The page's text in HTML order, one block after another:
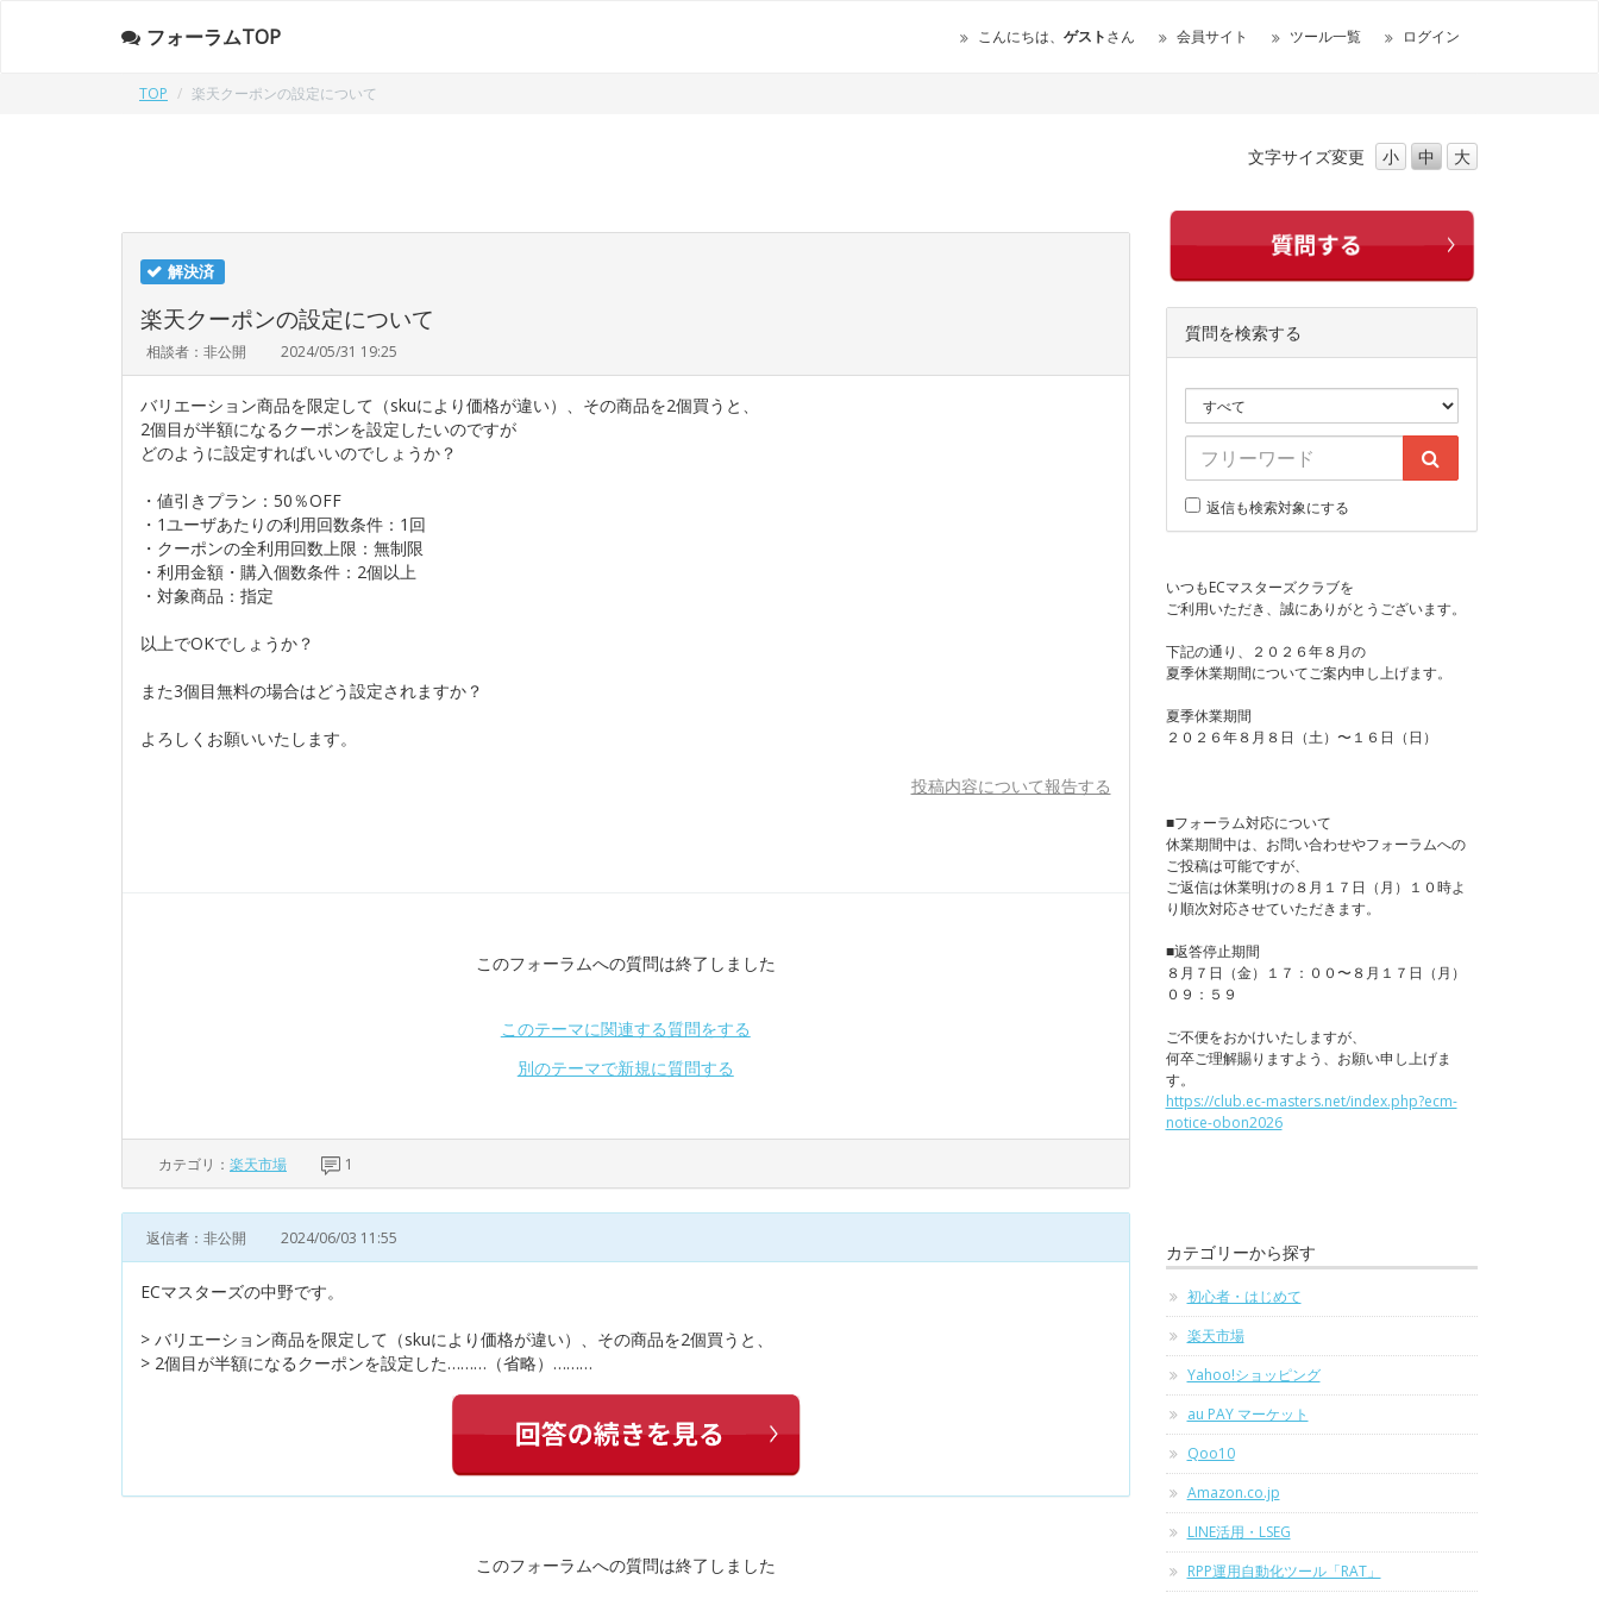
フォーラムTOP こんにちは、 ゲストさん 会員サイト ツール一覧 ログイン
TOP 楽天クーポンの設定について
文字サイズ変更 小 中 大
解決済
楽天クーポンの設定について
相談者：非公開 2024/05/31 19:25
バリエーション商品を限定して（skuにより価格が違い）、その商品を2個買うと、
2個目が半額になるクーポンを設定したいのですが
どのように設定すればいいのでしょうか？
・値引きプラン：50％OFF
・1ユーザあたりの利用回数条件：1回
・クーポンの全利用回数上限：無制限
・利用金額・購入個数条件：2個以上
・対象商品：指定
以上でOKでしょうか？
また3個目無料の場合はどう設定されますか？
よろしくお願いいたします。
投稿内容について報告する
このフォーラムへの質問は終了しました
このテーマに関連する質問をする
別のテーマで新規に質問する
カテゴリ： 楽天市場 1
返信者：非公開 2024/06/03 11:55
ECマスターズの中野です。
> バリエーション商品を限定して（skuにより価格が違い）、その商品を2個買うと、
> 2個目が半額になるクーポンを設定した………（省略）………
このフォーラムへの質問は終了しました
質問を検索する
返信も検索対象にする
いつもECマスターズクラブを
ご利用いただき、誠にありがとうございます。
下記の通り、２０２６年８月の
夏季休業期間についてご案内申し上げます。
夏季休業期間
２０２６年８月８日（土）〜１６日（日）
■フォーラム対応について
休業期間中は、お問い合わせやフォーラムへの
ご投稿は可能ですが、
ご返信は休業明けの８月１７日（月）１０時よ
り順次対応させていただきます。
■返答停止期間
８月７日（金）１７：００〜８月１７日（月）
０９：５９
ご不便をおかけいたしますが、
何卒ご理解賜りますよう、お願い申し上げま
す。
https://club.ec-masters.net/index.php?ecm-
notice-obon2026
カテゴリーから探す
初心者・はじめて
楽天市場
Yahoo!ショッピング
au PAY マーケット
Qoo10
Amazon.co.jp
LINE活用・LSEG
RPP運用自動化ツール「RAT」